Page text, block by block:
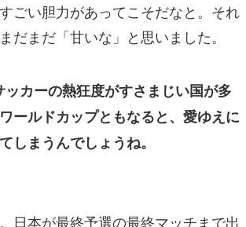
ごい胆力があってこそだなと。それ
だまだ「甘いな」と思いました。
カーの熱狂度がすさまじい国が多
ールドカップともなると、愛ゆえに
しまうんでしょうね。
日本が最終予選の最終マッチまで出